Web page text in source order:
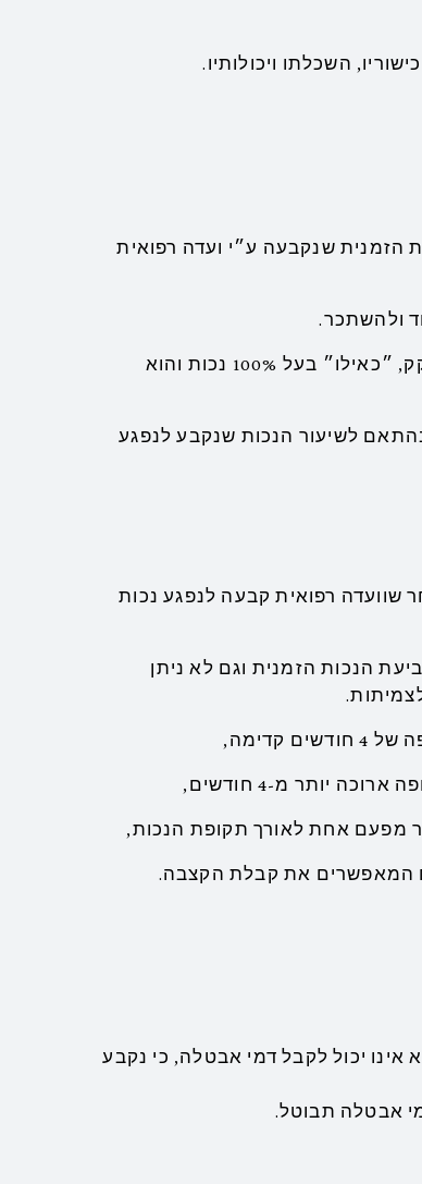
השכלתו ויכולותיו.
הזמנית שנקבעה ע״י ועדה רפואית
ולהשתכר.
ההתמודדות הינה בכך שהנכה יחשב נכה נזקק, ״כאילו״ בעל 100% נכות והוא
לשיעור הנכות שנקבע לנפגע
שוועדה רפואית קבעה לנפגע נכות
הנכות הזמנית וגם לא ניתן
יותר מ-4 חודשים,
מפעם אחת לאורך תקופת הנכות,
המאפשרים את קבלת הקצבה.
יכול לקבל דמי אבטלה, כי נקבע
אבטלה תבוטל.